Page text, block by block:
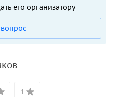
его организатору
1